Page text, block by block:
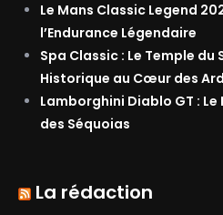
Le Mans Classic Legend
l’Endurance Légendaire
Spa Classic : Le Temple
Historique au Cœur des
Lamborghini Diablo GT :
des Séquoias
La rédaction